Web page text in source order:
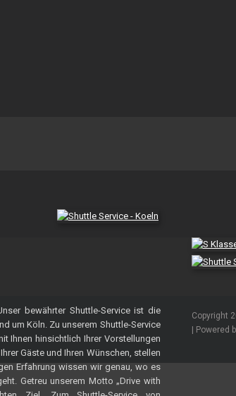
bewährter Shuttle-Service ist die
um Köln. Zu unserem Shuttle-Service
Ihnen hinsichtlich Ihrer Vorstellungen
Gäste und Ihren Wünschen, stellen
Erfahrung wissen wir genau, wo es
Getreu unserem Motto „Drive with
Copyright
| Powered